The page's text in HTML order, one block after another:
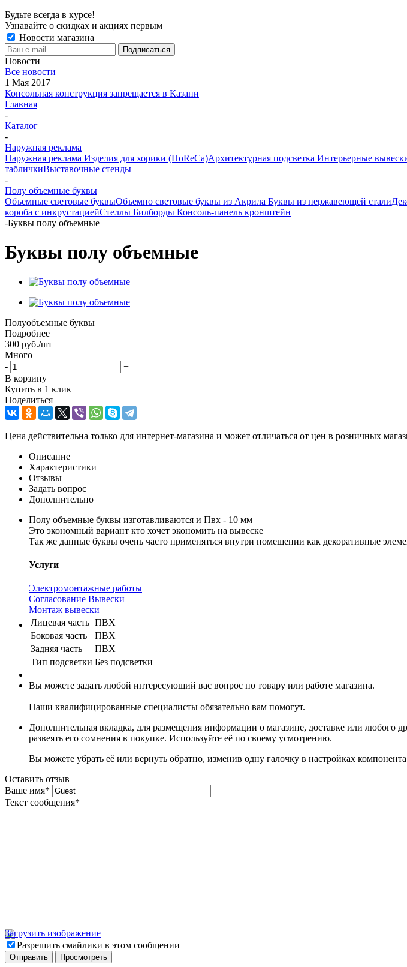
Будьте всегда в курсе!
Узнавайте о скидках и акциях первым
Новости магазина
Новости
Все новости
1 Мая 2017
Консольная конструкция запрещается в Казани
Главная
-
Каталог
-
Наружная реклама
Наружная реклама Изделия для хорики (HoReCa)Архитектурная подсветка Интерьерные
табличкиВыставочные стенды
-
Полу объемные буквы
Объемные световые буквыОбъемно световые буквы из Акрила Буквы из нержавеющей стали
короба с инкрустациейСтеллы Билборды Консоль-панель кронштейн
-Буквы полу объемные
Буквы полу объемные
Полуобъемные буквы
Подробнее
300 руб./шт
Много
-
+
В корзину
Купить в 1 клик
Поделиться
Цена действительна только для интернет-магазина и может отличаться от цен в розничных
Описание
Характеристики
Отзывы
Задать вопрос
Дополнительно
Полу объемные буквы изготавливаются и Пвх - 10 мм
Это экономный вариант кто хочет экономить на вывеске
Так же данные буквы очень часто применяться внутри помещении как декоративные
Услуги
Электромонтажные работы
Согласование Вывески
Монтаж вывески
Лицевая часть ПВХ
Боковая часть
ПВХ
Задняя часть
ПВХ
Тип подсветки Без подсветки
Вы можете задать любой интересующий вас вопрос по товару или работе магазина.
Наши квалифицированные специалисты обязательно вам помогут.
Дополнительная вкладка, для размещения информации о магазине, доставке или любого
развеять его сомнения в покупке. Используйте её по своему усмотрению.
Вы можете убрать её или вернуть обратно, изменив одну галочку в настройках
Оставить отзыв
Ваше имя*
Текст сообщения*
Загрузить изображение
Разрешить смайлики в этом сообщении